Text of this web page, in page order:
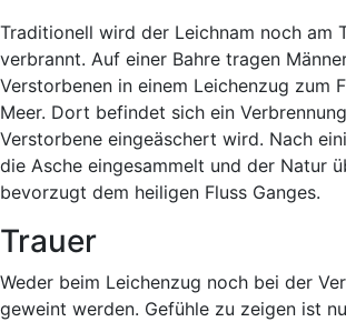
Traditionell wird der Leichnam noch am
verbrannt. Auf einer Bahre tragen
Verstorbenen in einem Leichenzug zum
Meer. Dort befindet sich ein
Verstorbene eingeäschert wird. Nach
die Asche eingesammelt und der Natur
bevorzugt dem heiligen Fluss Ganges.
Trauer
Weder beim Leichenzug noch bei der
geweint werden. Gefühle zu zeigen ist